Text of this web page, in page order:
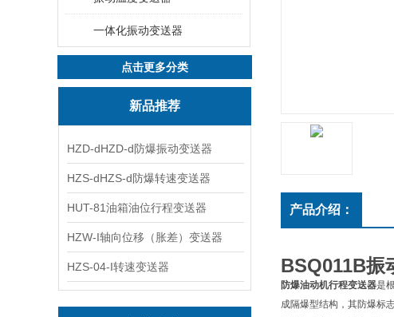
一体化振动变送器
点击更多分类
新品推荐
HZD-dHZD-d防爆振动变送器
HZS-dHZS-d防爆转速变送器
HUT-81油箱油位行程变送器
HZW-I轴向位移（胀差）变送器
HZS-04-I转速变送器
产品介绍：
BSQ011B振
防爆油动机行程变送器是
成隔爆型结构，其防爆标